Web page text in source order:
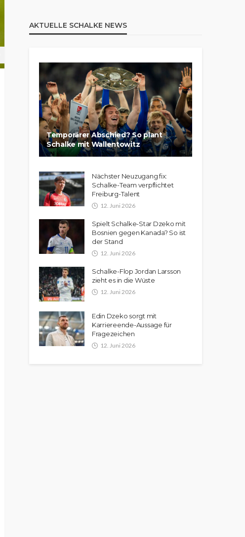
AKTUELLE SCHALKE NEWS
Temporärer Abschied? So plant
Schalke mit Wallentowitz
Nächster Neuzugang fix:
Schalke-Team verpflichtet
Freiburg-Talent
12. Juni 2026
Spielt Schalke-Star Dzeko mit
Bosnien gegen Kanada? So ist
der Stand
12. Juni 2026
Schalke-Flop Jordan Larsson
zieht es in die Wüste
12. Juni 2026
Edin Dzeko sorgt mit
Karriereende-Aussage für
Fragezeichen
12. Juni 2026